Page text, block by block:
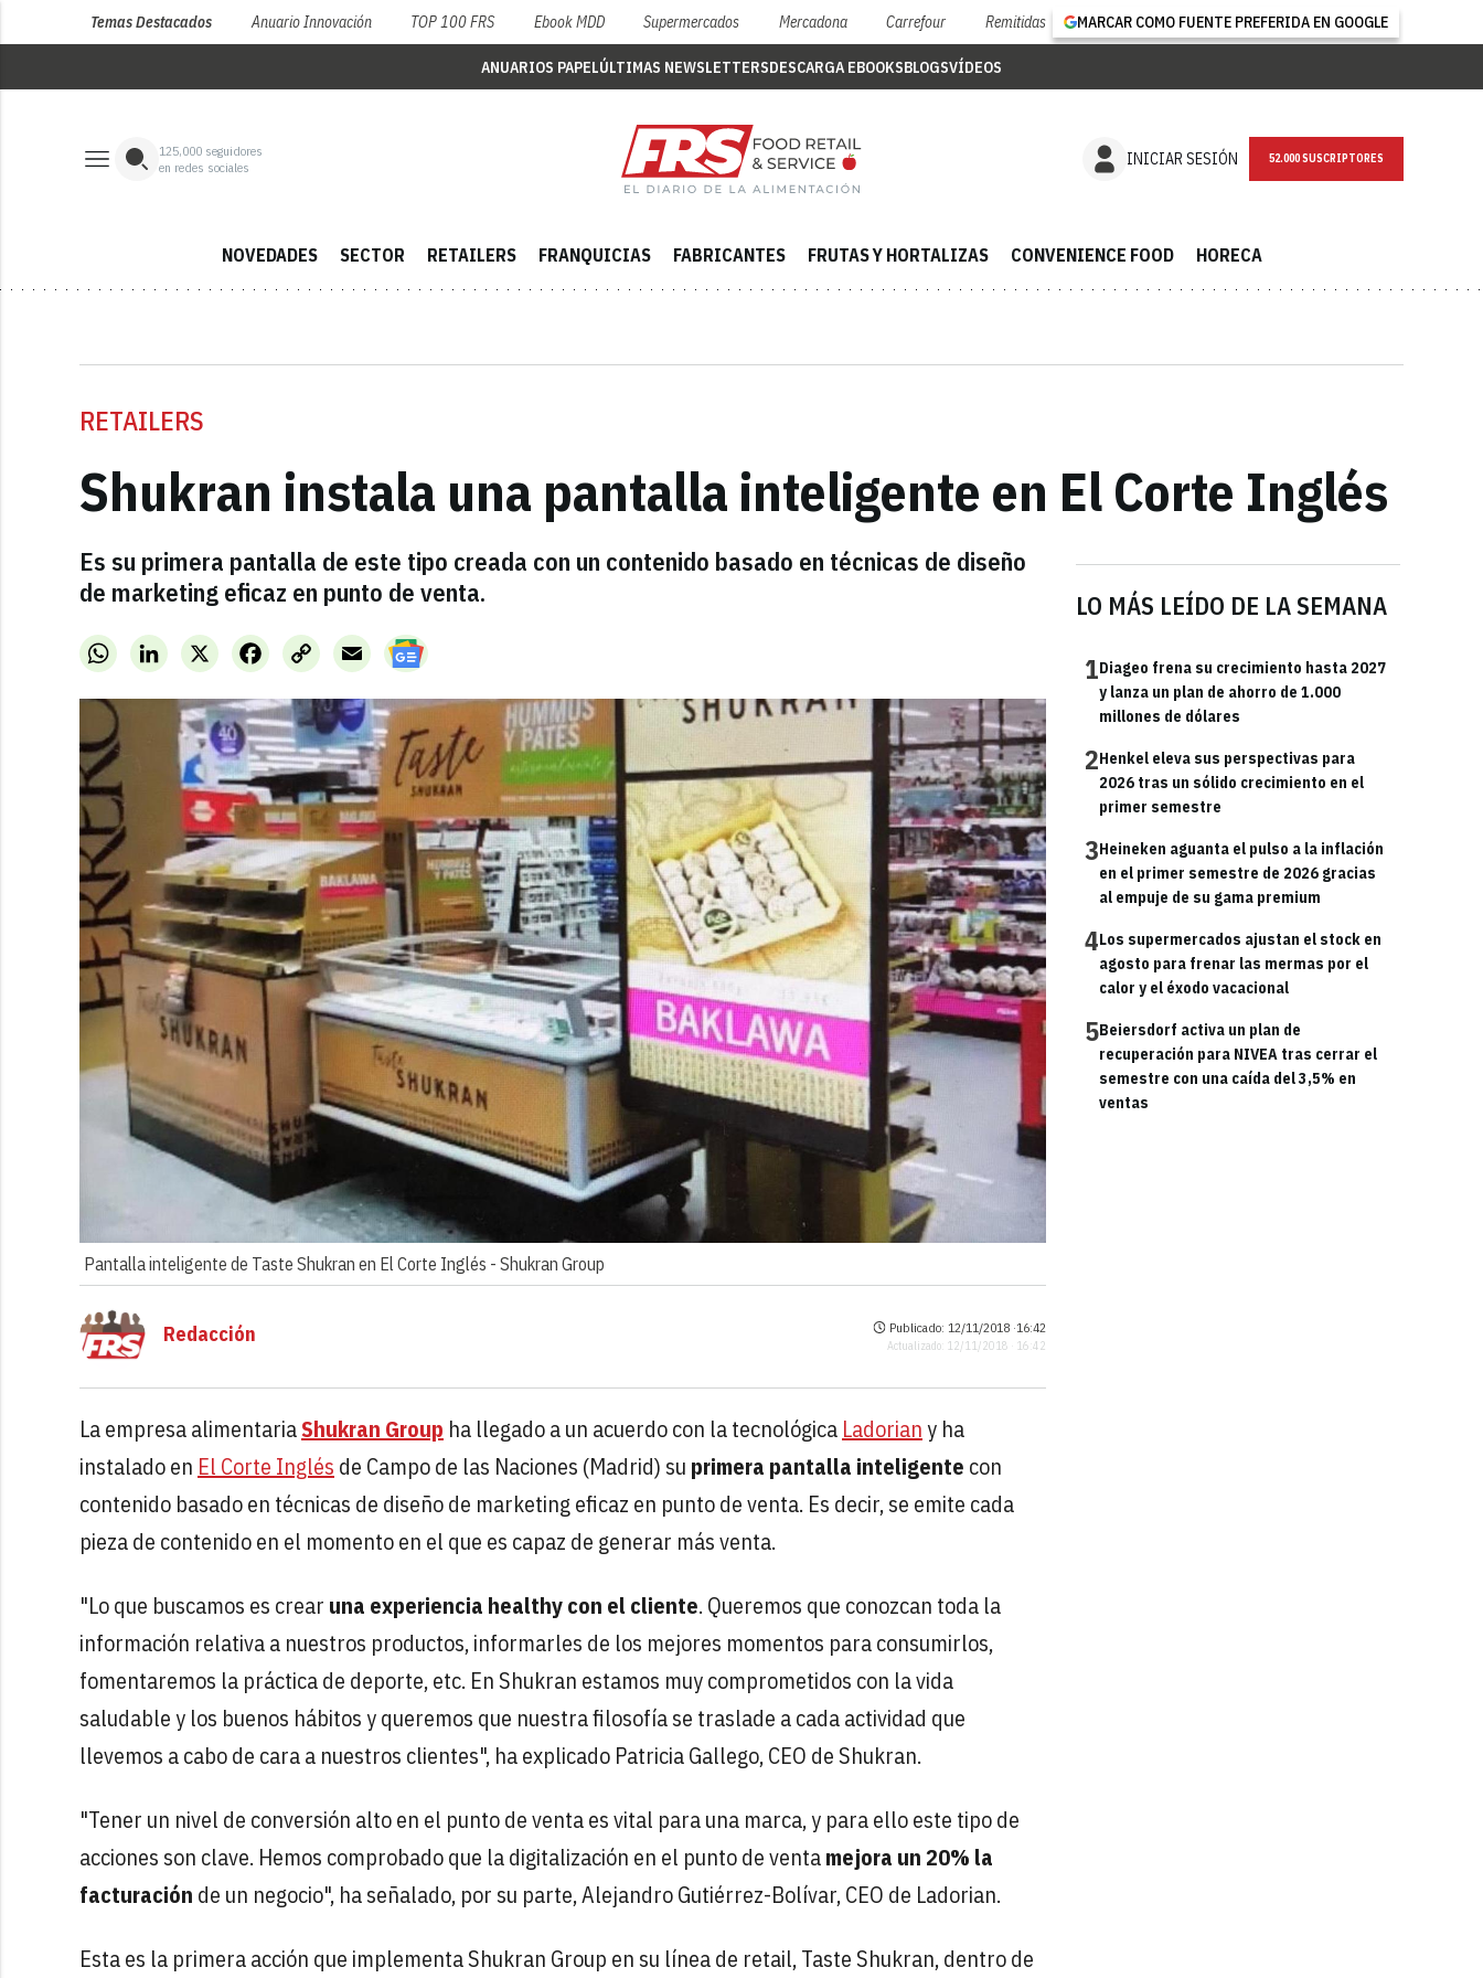
Temas Destacados Anuario Innovación TOP 100 FRS Ebook MDD Supermercados Mercadona Carrefour Remitidas MARCAR COMO FUENTE PREFERIDA EN GOOGLE
ANUARIOS PAPELÚLTIMAS NEWSLETTERSDESCARGA EBOOKSBLOGSVÍDEOS
125,000 seguidores
en redes sociales
INICIAR SESIÓN NEWSLETTER
NOVEDADES SECTOR RETAILERS FRANQUICIAS FABRICANTES FRUTAS Y HORTALIZAS CONVENIENCE FOOD HORECA
RETAILERS
Shukran instala una pantalla inteligente en El Corte Inglés
Es su primera pantalla de este tipo creada con un contenido basado en técnicas de diseño
de marketing eficaz en punto de venta.
WhatsAppLinkedInX FacebookCopy
Link
Email
Pantalla inteligente de Taste Shukran en El Corte Inglés - Shukran Group
LO MÁS LEÍDO DE LA SEMANA
1Diageo frena su crecimiento hasta 2027
y lanza un plan de ahorro de 1.000
millones de dólares
2Henkel eleva sus perspectivas para
2026 tras un sólido crecimiento en el
primer semestre
3Heineken aguanta el pulso a la inflación
en el primer semestre de 2026 gracias
al empuje de su gama premium
4Los supermercados ajustan el stock en
agosto para frenar las mermas por el
calor y el éxodo vacacional
5Beiersdorf activa un plan de
recuperación para NIVEA tras cerrar el
semestre con una caída del 3,5% en
ventas
Redacción Publicado: 12/11/2018 ·16:42
Actualizado: 12/11/2018 · 16:42
La empresa alimentariaShukran Group ha llegado a un acuerdo con la tecnológica Ladoriany ha
instalado en El Corte Inglés de Campo de las Naciones (Madrid) su primera pantalla inteligente con
contenido basado en técnicas de diseño de marketing eficaz en punto de venta. Es decir, se emite cada
pieza de contenido en el momento en el que es capaz de generar más venta.
"Lo que buscamos es crear una experiencia healthy con el cliente. Queremos que conozcan toda la
información relativa a nuestros productos, informarles de los mejores momentos para consumirlos,
fomentaremos la práctica de deporte, etc. En Shukran estamos muy comprometidos con la vida
saludable y los buenos hábitos y queremos que nuestra filosofía se traslade a cada actividad que
llevemos a cabo de cara a nuestros clientes", ha explicado Patricia Gallego, CEO de Shukran.
"Tener un nivel de conversión alto en el punto de venta es vital para una marca, y para ello este tipo de
acciones son clave. Hemos comprobado que la digitalización en el punto de ventamejora un 20% la
facturación de un negocio", ha señalado, por su parte, Alejandro Gutiérrez-Bolívar, CEO de Ladorian.
Esta es la primera acción que implementa Shukran Group en su línea de retail, Taste Shukran, dentro de